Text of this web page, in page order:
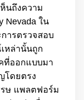
นถึงความ
Nevada ใน
ารตรวจสอบ
หล่านั้นถูก
ที่ออกแบบมา
โดยตรง
รษ แพลตฟอร์ม